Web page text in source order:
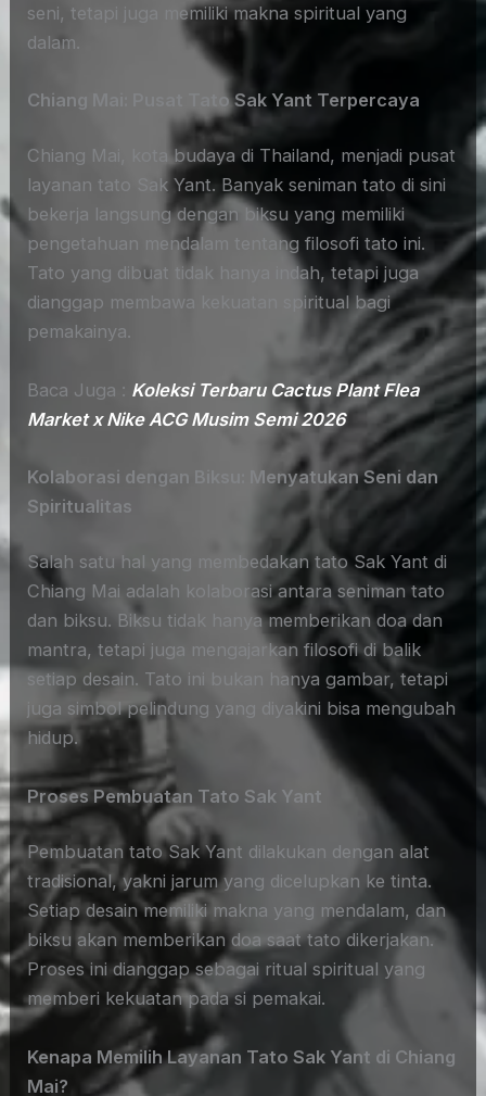
seni, tetapi juga memiliki makna spiritual yang
dalam.
Chiang Mai: Pusat Tato Sak Yant Terpercaya
Chiang Mai, kota budaya di Thailand, menjadi pusat
layanan tato Sak Yant. Banyak seniman tato di sini
bekerja langsung dengan biksu yang memiliki
pengetahuan mendalam tentang filosofi tato ini.
Tato yang dibuat tidak hanya indah, tetapi juga
dianggap membawa kekuatan spiritual bagi
pemakainya.
Baca Juga : Koleksi Terbaru Cactus Plant Flea
Market x Nike ACG Musim Semi 2026
Kolaborasi dengan Biksu: Menyatukan Seni dan
Spiritualitas
Salah satu hal yang membedakan tato Sak Yant di
Chiang Mai adalah kolaborasi antara seniman tato
dan biksu. Biksu tidak hanya memberikan doa dan
mantra, tetapi juga mengajarkan filosofi di balik
setiap desain. Tato ini bukan hanya gambar, tetapi
juga simbol pelindung yang diyakini bisa mengubah
hidup.
Proses Pembuatan Tato Sak Yant
Pembuatan tato Sak Yant dilakukan dengan alat
tradisional, yakni jarum yang dicelupkan ke tinta.
Setiap desain memiliki makna yang mendalam, dan
biksu akan memberikan doa saat tato dikerjakan.
Proses ini dianggap sebagai ritual spiritual yang
memberi kekuatan pada si pemakai.
Kenapa Memilih Layanan Tato Sak Yant di Chiang
Mai?